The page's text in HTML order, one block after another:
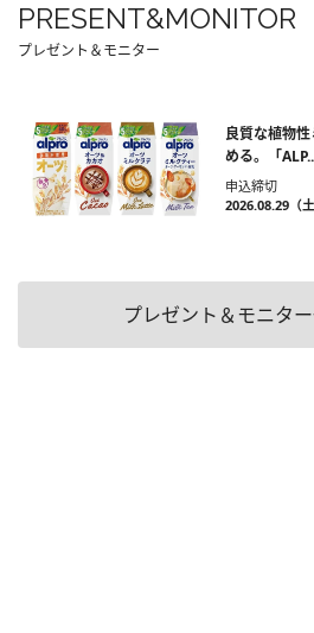
PRESENT&MONITOR
プレゼント＆モニター
良質な植物
める。「
申込締切
2026.08.29（
プレゼント＆モニタ